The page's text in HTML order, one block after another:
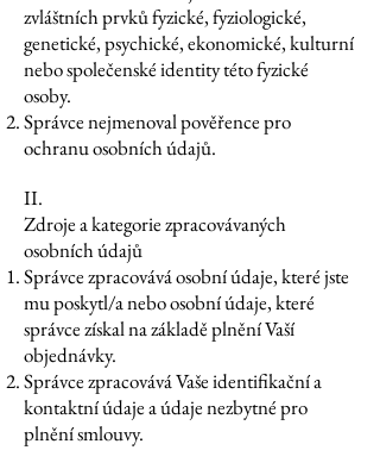
zvláštních prvků fyzické, fyziologické,
genetické, psychické, ekonomické, kulturní
nebo společenské identity této fyzické
osoby.
Správce nejmenoval pověřence pro
ochranu osobních údajů.
II.
Zdroje a kategorie zpracovávaných
osobních údajů
Správce zpracovává osobní údaje, které jste
mu poskytl/a nebo osobní údaje, které
správce získal na základě plnění Vaší
objednávky.
Správce zpracovává Vaše identifikační a
kontaktní údaje a údaje nezbytné pro
plnění smlouvy.